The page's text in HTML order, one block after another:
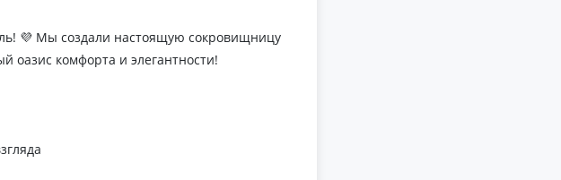
💜 Мы создали настоящую сокровищницу
оазис комфорта и элегантности!